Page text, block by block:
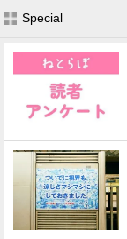
Special